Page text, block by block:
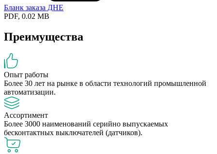
Бланк заказа ДНЕ
PDF, 0.02 MB
Преимущества
Опыт работы
Более 30 лет на рынке в области технологий промышленной
автоматизации.
Ассортимент
Более 3000 наименований серийно выпускаемых
бесконтактных выключателей (датчиков).